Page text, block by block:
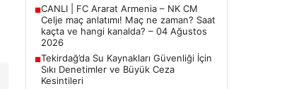
■CANLI | FC Ararat Armenia – NK CM
Celje maç anlatımı! Maç ne zaman? Saat
kaçta ve hangi kanalda? – 04 Ağustos
2026
■Tekirdağ’da Su Kaynakları Güvenliği İçin
Sıkı Denetimler ve Büyük Ceza
Kesintileri